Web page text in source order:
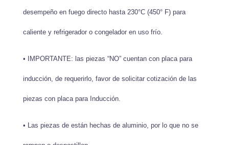
desempeño en fuego directo hasta 230°C (450° F) para
caliente y refrigerador o congelador en uso frío.
• IMPORTANTE: las piezas “NO” cuentan con placa para
inducción, de requerirlo, favor de solicitar cotización de las
piezas con placa para Inducción.
• Las piezas de están hechas de aluminio, por lo que no se